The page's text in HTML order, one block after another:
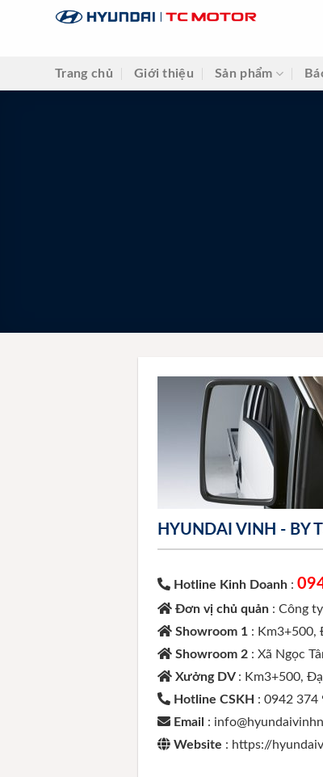
Trang chủ Giới thiệu Sản phẩm
HYUNDAI VINH - BY
Hotline Kinh Doanh :
Đơn vị chủ quản : Công
Showroom 1 : Km3+500,
Showroom 2 : Xã Ngọc
Xưởng DV : Km3+500,
Hotline CSKH : 0942 374
Email :
Website : https://